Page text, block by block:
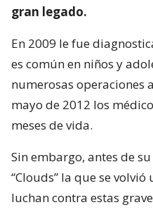
gran legado.
En 2009 le fue
es común en niños y
numerosas operaciones
mayo de 2012 los
meses de vida.
Sin embargo, antes de
“Clouds” la que se
luchan contra estas